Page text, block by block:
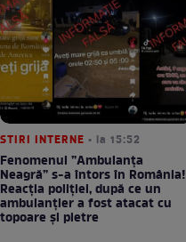
STIRI INTERNE • la 15:52
Fenomenul ”Ambulanța
Neagră” s-a întors în România!
Reacția poliției, după ce un
ambulanțier a fost atacat cu
topoare și pietre